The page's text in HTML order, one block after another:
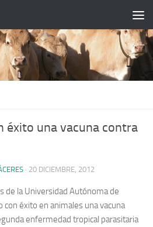
éxito una vacuna contra
· 20 DICIEMBRE, 2012
de la Universidad Autónoma de
con éxito en animales una vacuna
enfermedad tropical parasitaria